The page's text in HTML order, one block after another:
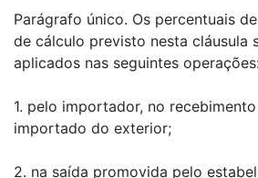
Parágrafo único. Os percentuais
de cálculo previsto nesta cláusula
aplicados nas seguintes
1. pelo importador, no
importado do exterior;
2. na saída promovida pelo